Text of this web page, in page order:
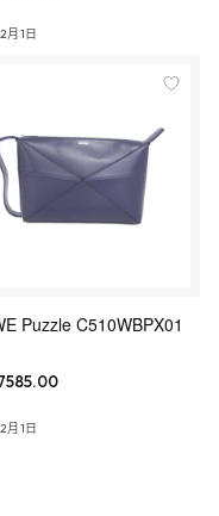
月1日
Puzzle C510WBPX01
月1日